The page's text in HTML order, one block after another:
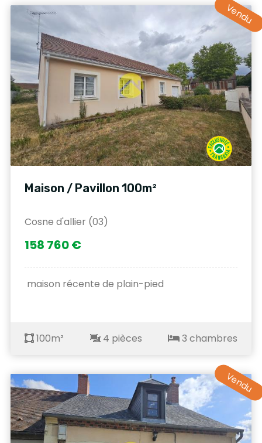
Vendu
Maison / Pavillon 100m²
Cosne d'allier (03)
158 760 €
maison récente de plain-pied
100m² 4 pièces 3 chambres
Vendu